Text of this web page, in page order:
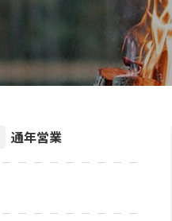
通年営業